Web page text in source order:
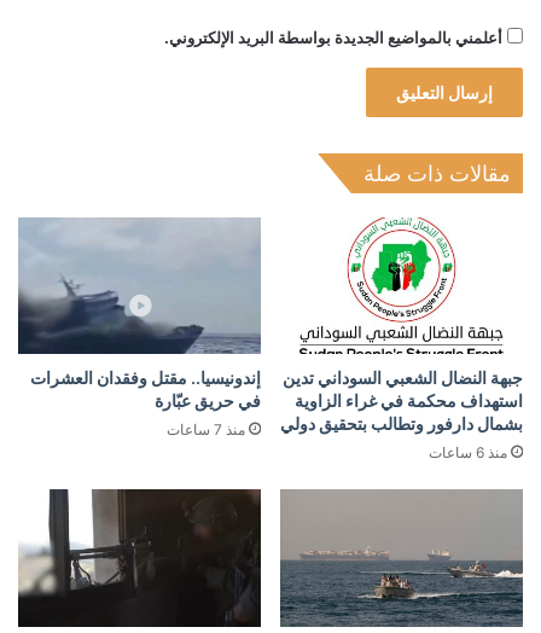
أعلمني بالمواضيع الجديدة بواسطة البريد الإلكتروني.
مقالات ذات صلة
جبهة النضال الشعبي السوداني تدين
استهداف محكمة في غراء الزاوية
بشمال دارفور وتطالب بتحقيق دولي
منذ 6 ساعات
إندونيسيا.. مقتل وفقدان العشرات
في حريق عبّارة
منذ 7 ساعات